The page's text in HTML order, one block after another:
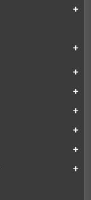
add
add
add
add
add
add
add
add